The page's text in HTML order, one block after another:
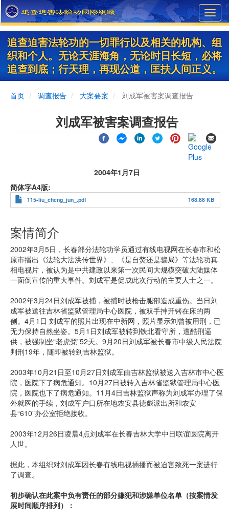
Skip
to
main
content
追查迫害法轮功的一切罪行以及相关的机构、组
织和个人。无论天涯海角，无论时日长短，必将
追查到底；行天理，再现公道，匡扶人间正义。
首页 调查报告 大案要案 刘成军被害案调查报告
刘成军被害案调查报告
2004年1月7日
简体字A4版
115-liu_cheng_jun_.pdf 168.88 KB
案情简介
2002年3月5日，长春部分法轮功学员通过有线电视网在长春市和松
原市播出《法轮大法洪传世界》、《是自焚还是骗局》等法轮功真
相电视片，被认为是中共建政以来第一次民间大规模突破大陆媒体
一面倒宣传的重大事件。刘成军是促成此次行动的主要人士之一。
2002年3月24日刘成军被捕，被捕时被枪击腿部造成重伤。当日刘
成军被送往吉林省监狱管理局中心医院，被双手抻开铐在床的两
侧。4月1日 刘成军的照片出现在中新网，照片显示刘曾被用刑，已
无力保持自然坐姿。5月1日刘成军被转到铁北看守所，遭酷刑逼
供，被强制坐“老虎凳”52天。9月20日刘成军被长春市中级人民法院
判刑19年，随即被转到吉林监狱。
2003年10月21日至10月27日刘成军由吉林监狱被送入吉林市中心医
院，医院下了病危通知。10月27日被转入吉林省监狱管理局中心医
院，医院也下了病危通知。11月4日吉林监狱声称为刘成军办理了保
外就医的手续，刘成军户口所在地农安县德彪派出所和农安
县“610”办公室拒绝接收。
2003年12月26日凌晨4点刘成军在长春吉林大学中日联谊医院离开
人世。
据此，本组织对刘成军因长春有线电视插播而被迫害致死一案进行
了调查。
初步确认在此案中负有责任的部分嫌犯和涉嫌单位名单（按案情发
展时间顺序排列）：